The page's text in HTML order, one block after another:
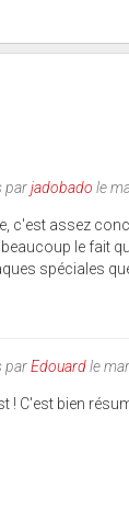
parjadobado le
c'est assez
le fait
spéciales
parEdouardle
! C'est bien